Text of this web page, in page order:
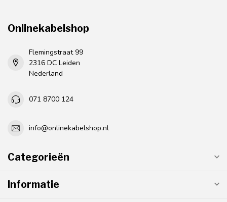
Onlinekabelshop
Flemingstraat 99
2316 DC Leiden
Nederland
071 8700 124
info@onlinekabelshop.nl
Categorieën
Informatie